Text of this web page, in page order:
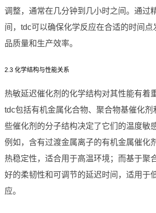
调整，通常在几分钟到几小时之间。通过
间，tdc可以确保化学反应在合适的时间点
品质量和生产效率。
2.3 化学结构与性能关系
热敏延迟催化剂的化学结构对其性能有着
tdc包括有机金属化合物、聚合物基催化剂
些催化剂的分子结构决定了它们的温度敏
例如，含有过渡金属离子的有机金属催化
热稳定性，适合用于高温环境；而基于聚
好的柔韧性和可调节的延迟时间，适用于
应。